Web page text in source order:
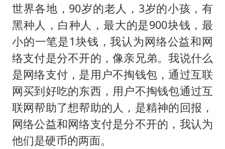
世界各地，90岁的老人，3岁的小孩，有
黑种人，白种人，最大的是900块钱，最
小的一笔是1块钱，我认为网络公益和网
络支付是分不开的，像亲兄弟。我说什么
是网络支付，是用户不掏钱包，通过互联
网买到好吃的东西，用户不掏钱包通过互
联网帮助了想帮助的人，是精神的回报，
网络公益和网络支付是分不开的，我认为
他们是硬币的两面。